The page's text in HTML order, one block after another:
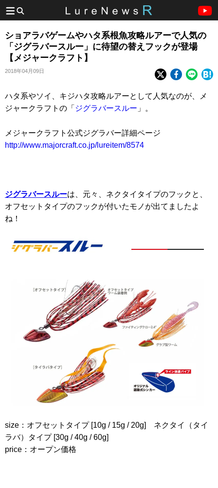
ショアラバゲームやハタ系根魚攻略ルアーで人気の
「ジグラバースルー」に待望の替えフックが登場
【メジャークラフト】
2018年04月09日
ハタ系やソイ、キジハタ攻略ルアーとして人気なのが、メ
ジャークラフトの「 ジグラバースルー 」。
メジャークラフト公式ジグラバー詳細ページ
http://www.majorcraft.co.jp/lureitem/8574
ジグラバースルーは、元々、ネクタイタイプのフックと、
オフセットタイプのフックが付いたモノが出てましたよ
ね！
size：オフセットタイプ [10g / 15g / 20g] ネクタイ（タイ
ラバ）タイプ [30g / 40g / 60g]
price：オープン価格